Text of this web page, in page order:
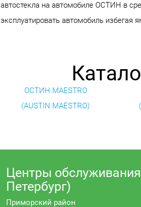
автостекла на автомобиле ОСТИН в
эксплуатировать автомобиль избегая
ОСТИН MAESTRO
(AUSTIN MAESTRO)
Центры
Петербург)
Приморский район